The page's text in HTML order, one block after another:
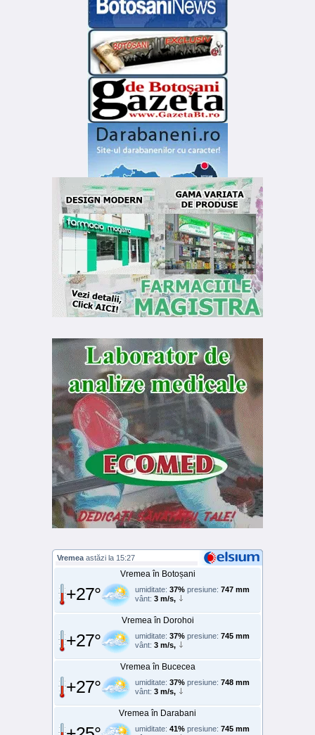
Vremea astăzi la 15:27
Vremea în Botoșani
+27° umiditate: 37% presiune: 747 mm
vânt: 3 m/s,
Vremea în Dorohoi
+27° umiditate: 37% presiune: 745 mm
vânt: 3 m/s,
Vremea în Bucecea
+27° umiditate: 37% presiune: 748 mm
vânt: 3 m/s,
Vremea în Darabani
umiditate: 41% presiune: 745 mm